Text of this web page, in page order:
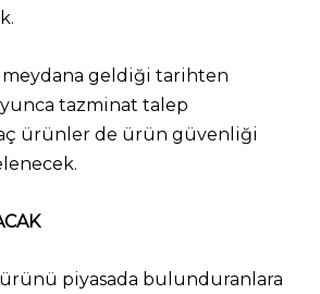
meydana geldiği tarihten
tazminat talep
ürünler de ürün güvenliği
piyasada bulunduranlara